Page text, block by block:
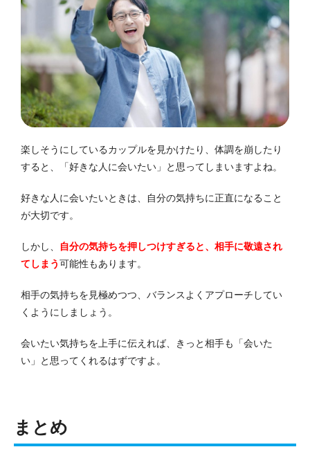
楽しそうにしているカップルを見かけたり、体調を崩したり
すると、「好きな人に会いたい」と思ってしまいますよね。
好きな人に会いたいときは、自分の気持ちに正直になること
が大切です。
しかし、
自分の気持ちを押しつけすぎると、相手に敬遠され
てしまう可能性もあります。
相手の気持ちを見極めつつ、バランスよくアプローチしてい
くようにしましょう。
会いたい気持ちを上手に伝えれば、きっと相手も「会いた
い」と思ってくれるはずですよ。
まとめ